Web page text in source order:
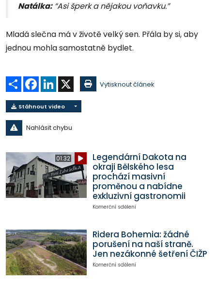
Natálka:“Asi šperk a nějakou voňavku.”
Mladá slečna má v životě velký sen. Přála by si, aby
jednou mohla samostatně bydlet.
Sdílet Facebook
LinkedIn Vytisknout článek
Stáhnout video
Nahlásit chybu
01:32
Legendární Dakota na
okraji Bělského lesa
prochází masivní
proměnou a nabídne
exkluzivní gastronomii
Komerční sdělení
Ridera Bohemia: žádné
porušení na naší straně.
Jen nezákonné šetření ČIŽP
Komerční sdělení